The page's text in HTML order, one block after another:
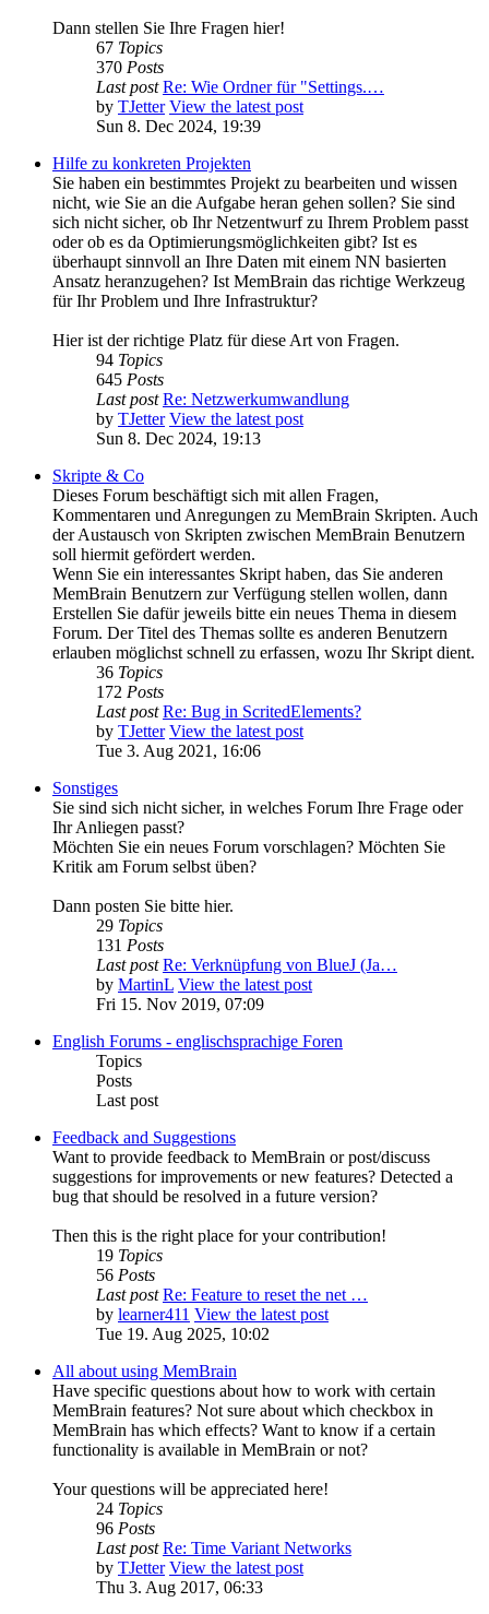
Dann stellen Sie Ihre Fragen hier!
67 Topics
370 Posts
Last post Re: Wie Ordner für "Settings.…
by TJetter View the latest post
Sun 8. Dec 2024, 19:39
Hilfe zu konkreten Projekten
Sie haben ein bestimmtes Projekt zu bearbeiten und wissen
nicht, wie Sie an die Aufgabe heran gehen sollen? Sie sind
sich nicht sicher, ob Ihr Netzentwurf zu Ihrem Problem passt
oder ob es da Optimierungsmöglichkeiten gibt? Ist es
überhaupt sinnvoll an Ihre Daten mit einem NN basierten
Ansatz heranzugehen? Ist MemBrain das richtige Werkzeug
für Ihr Problem und Ihre Infrastruktur?
Hier ist der richtige Platz für diese Art von Fragen.
94 Topics
645 Posts
Last post Re: Netzwerkumwandlung
by TJetter View the latest post
Sun 8. Dec 2024, 19:13
Skripte & Co
Dieses Forum beschäftigt sich mit allen Fragen,
Kommentaren und Anregungen zu MemBrain Skripten. Auch
der Austausch von Skripten zwischen MemBrain Benutzern
soll hiermit gefördert werden.
Wenn Sie ein interessantes Skript haben, das Sie anderen
MemBrain Benutzern zur Verfügung stellen wollen, dann
Erstellen Sie dafür jeweils bitte ein neues Thema in diesem
Forum. Der Titel des Themas sollte es anderen Benutzern
erlauben möglichst schnell zu erfassen, wozu Ihr Skript dient.
36 Topics
172 Posts
Last post Re: Bug in ScritedElements?
by TJetter View the latest post
Tue 3. Aug 2021, 16:06
Sonstiges
Sie sind sich nicht sicher, in welches Forum Ihre Frage oder
Ihr Anliegen passt?
Möchten Sie ein neues Forum vorschlagen? Möchten Sie
Kritik am Forum selbst üben?
Dann posten Sie bitte hier.
29 Topics
131 Posts
Last post Re: Verknüpfung von BlueJ (Ja…
by MartinL View the latest post
Fri 15. Nov 2019, 07:09
English Forums - englischsprachige Foren
Topics
Posts
Last post
Feedback and Suggestions
Want to provide feedback to MemBrain or post/discuss
suggestions for improvements or new features? Detected a
bug that should be resolved in a future version?
Then this is the right place for your contribution!
19 Topics
56 Posts
Last post Re: Feature to reset the net …
by learner411 View the latest post
Tue 19. Aug 2025, 10:02
All about using MemBrain
Have specific questions about how to work with certain
MemBrain features? Not sure about which checkbox in
MemBrain has which effects? Want to know if a certain
functionality is available in MemBrain or not?
Your questions will be appreciated here!
24 Topics
96 Posts
Last post Re: Time Variant Networks
by TJetter View the latest post
Thu 3. Aug 2017, 06:33